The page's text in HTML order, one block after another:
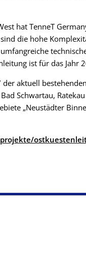
hat TenneT
die hohe
ist für das Jahr
aktuell
Schwartau,
„Neustädter